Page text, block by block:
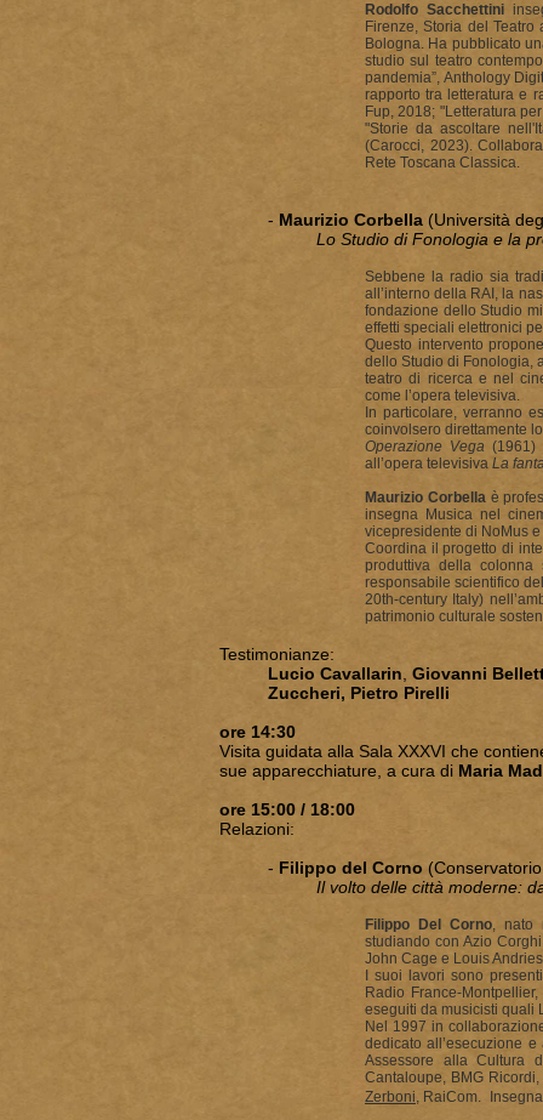
Rodolfo Sacchettini
Firenze, Storia del
Bologna. Ha pubblicato
studio sul teatro
pandemia”, Anthology
rapporto tra letteratura e
Fup, 2018; "Letteratura
"Storie da ascoltare
(Carocci, 2023).
Rete Toscana Classica.
- Maurizio Corbella (Università
Lo Studio di Fonologia e la
Sebbene la radio sia
all’interno della RAI, la
fondazione dello Studio
effetti speciali elettronici
Questo intervento
dello Studio di Fonologia,
teatro di ricerca e nel
come l’opera televisiva.
In particolare, verranno
coinvolsero direttamente
Operazione Vega
all’opera televisiva La
Maurizio Corbellaè
insegna Musica nel
vicepresidente di NoMus
Coordina il progetto di
produttiva della
responsabile scientifico
20th-century Italy)
patrimonio culturale
Testimonianze:
Lucio Cavallarin Giovanni
Zuccheri, Pietro Pirelli
ore 14:30
Visita guidata alla Sala XXXVI che
sue apparecchiature, a cura di Maria
ore 15:00 / 18:00
Relazioni:
- Filippo del Corno
Il volto delle città moderne:
Filippo Del Corno, nato
studiando con Azio
John Cage e Louis
I suoi lavori sono
Radio France-
eseguiti da musicisti quali
Nel 1997 in
dedicato all’esecuzione
Assessore alla Cultura
Cantaloupe, BMG
Zerboni, RaiCom.